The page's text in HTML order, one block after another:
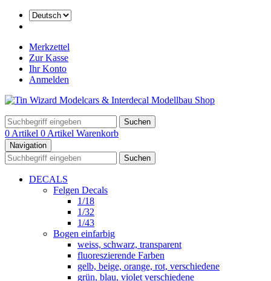
Merkzettel
Zur Kasse
Ihr Konto
Anmelden
Suchen
0 Artikel 0 Artikel Warenkorb
Navigation
Suchen
DECALS
Felgen Decals
1/18
1/32
1/43
Bogen einfarbig
weiss, schwarz, transparent
fluoreszierende Farben
gelb, beige, orange, rot, verschiedene
grün, blau, violet verschiedene